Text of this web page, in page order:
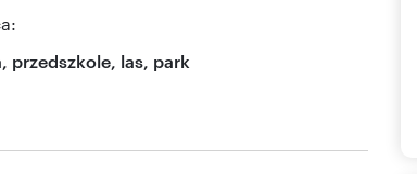
przedszkole, las, park